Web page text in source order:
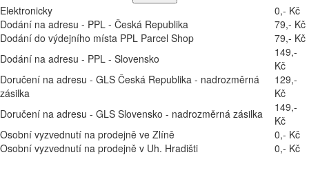
Elektronicky
0,- Kč
Dodání na adresu - PPL - Česká Republika
79,- Kč
Dodání do výdejního místa PPL Parcel Shop
79,- Kč
Dodání na adresu - PPL - Slovensko
149,-
Kč
Doručení na adresu - GLS Česká Republika - nadrozměrná
zásilka
129,-
Kč
Doručení na adresu - GLS Slovensko - nadrozměrná zásilka
149,-
Kč
Osobní vyzvednutí na prodejně ve Zlíně
0,- Kč
Osobní vyzvednutí na prodejně v Uh. Hradišti
0,- Kč